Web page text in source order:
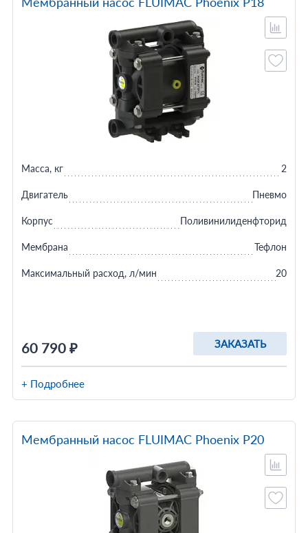
60 790 ₽ ЗАКАЗАТЬ
Масса, кг 2
Двигатель Пневмо
Корпус Поливинилиденфторид
Мембрана Тефлон
Максимальный расход, л/мин 20
+ Подробнее
Мембранный насос FLUIMAC Phoenix P20